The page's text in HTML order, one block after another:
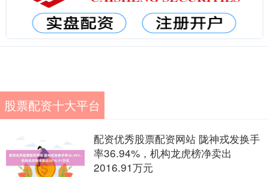
股票配资十大平台
配资优秀股票配资网站 陇神戎发换手
率36.94%，机构龙虎榜净卖出
2016.91万元